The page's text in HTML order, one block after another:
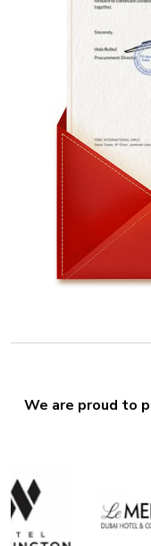
We are proud to